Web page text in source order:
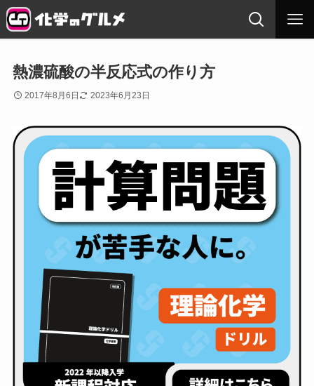
熱濃硫酸の半反応式の作り方
2017年8月6日 2023年6月23日